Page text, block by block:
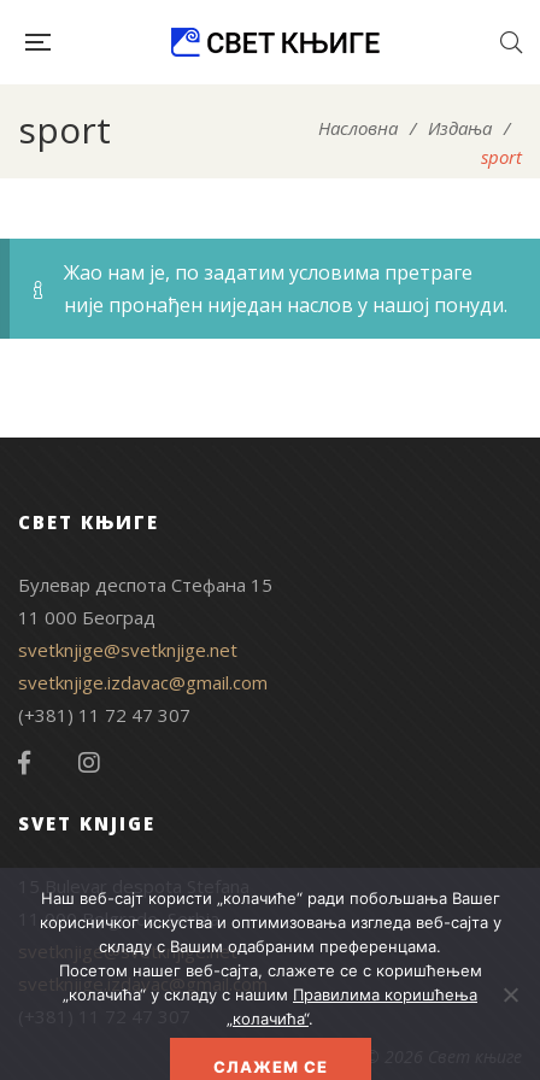
sport Насловна / Издања /
sport
Жао нам је, по задатим условима претраге
није пронађен ниједан наслов у нашој понуди.
СВЕТ КЊИГЕ
Булевар деспота Стефана 15
11 000 Београд
svetknjige@svetknjige.net
svetknjige.izdavac@gmail.com
(+381) 11 72 47 307
SVET KNJIGE
15 Bulevar despota Stefana
11 000 Belgrade, Serbia
svetknjige@svetknjige.net
svetknjige.izdavac@gmail.com
Наш веб-сајт користи „колачиће“ ради побољшања Вашег
корисничког искуства и оптимизовања изгледа веб-сајта у
складу с Вашим одабраним преференцама.
Посетом нашег веб-сајта, слажете се с коришћењем
„колачића“ у складу с нашим Правилима коришћења
„колачића“.
СЛАЖЕМ СЕ